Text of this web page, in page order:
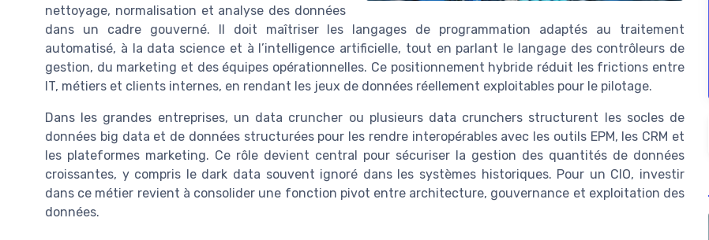
nettoyage, normalisation et analyse des données
dans un cadre gouverné. Il doit maîtriser les langages de programmation adaptés au traitement
automatisé, à la data science et à l’intelligence artificielle, tout en parlant le langage des contrôleurs de
gestion, du marketing et des équipes opérationnelles. Ce positionnement hybride réduit les frictions entre
IT, métiers et clients internes, en rendant les jeux de données réellement exploitables pour le pilotage.
Dans les grandes entreprises, un data cruncher ou plusieurs data crunchers structurent les socles de
données big data et de données structurées pour les rendre interopérables avec les outils EPM, les CRM et
les plateformes marketing. Ce rôle devient central pour sécuriser la gestion des quantités de données
croissantes, y compris le dark data souvent ignoré dans les systèmes historiques. Pour un CIO, investir
dans ce métier revient à consolider une fonction pivot entre architecture, gouvernance et exploitation des
données.